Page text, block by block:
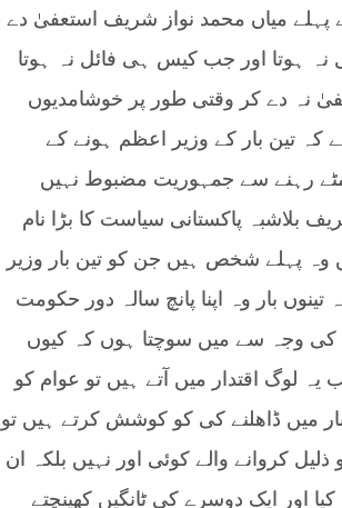
پہلے میاں محمد نواز شریف استعفیٰ دے
ہوتا اور جب کیس ہی فائل نہ ہوتا
نہ دے کر وقتی طور پر خوشامدیوں
کہ تین بار کے وزیر اعظم ہونے کے
رہنے سے جمہوریت مضبوط نہیں
بلاشبہ پاکستانی سیاست کا بڑا نام
وہ پہلے شخص ہیں جن کو تین بار وزیر
بار وہ اپنا پانچ سالہ دور حکومت
کی وجہ سے میں سوچتا ہوں کہ کیوں
یہ لوگ اقتدار میں آتے ہیں تو عوام کو
میں ڈاھلنے کی کو کوشش کرتے ہیں تو
کروانے والے کوئی اور نہیں بلکہ ان
اور ایک دوسرے کی ٹانگیں کھینچتے